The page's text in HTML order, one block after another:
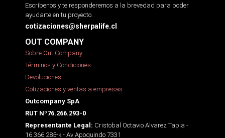
Escríbenos y te responderemos a la brevedad para poder
ayudarte en tu proyecto.
cotizaciones@sherpalife.cl
OUT COMPANY
Sobre Out Company
Términos y Condiciones
Devoluciones
Cotizaciones y ventas a empresas
Outcompany SpA
RUT Nº76.266.293-0
Representante Legal: Cristobal Octavio Alvarez Tapia -
16.366.285-k - Av Apoquindo 7331